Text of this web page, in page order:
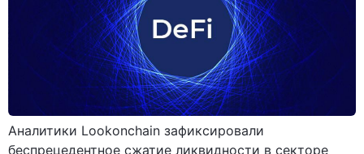
Аналитики Lookonchain зафиксировали
беспрецедентное сжатие ликвидности в секторе